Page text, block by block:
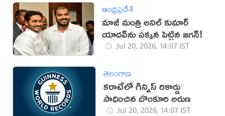
ఆంధ్రప్రదేశ్
మాజీ మంత్రి అనిల్ కుమార్
యాదవ్‌ను పక్కన పెట్టిన జగన్!
Jul 20, 2026, 14:07 IST
తెలంగాణ
కరాటేలో గిన్నిస్ రికార్డు
సాధించిన బొంకూరి అరుణ
Jul 20, 2026, 14:07 IST